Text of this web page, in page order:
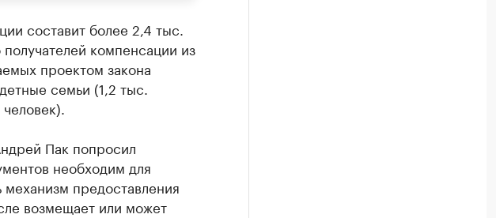
составит более 2,4 тыс.
компенсации из
проектом закона
семьи (1,2 тыс.
Пак попросил
необходим для
предоставления
возмещает или может